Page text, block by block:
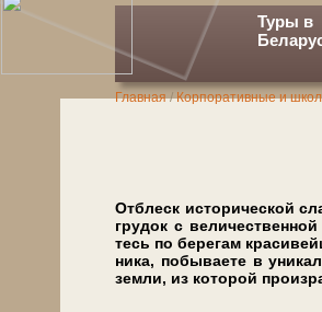
Туры в
Главная/Корпоративные и
От­блеск ис­то­ри­че­ской
гру­док с
тесь по бе­ре­гам
ни­ка, по­бы­ва­е­те в
зем­ли, из ко­то­рой